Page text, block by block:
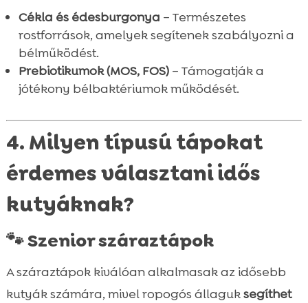
Cékla és édesburgonya – Természetes
rostforrások, amelyek segítenek szabályozni a
bélműködést.
Prebiotikumok (MOS, FOS)– Támogatják a
jótékony bélbaktériumok működését.
4. Milyen típusú tápokat
érdemes választani idős
kutyáknak?
🐾 Szenior száraztápok
A száraztápok kiválóan alkalmasak az idősebb
kutyák számára, mivel ropogós állaguksegíthet